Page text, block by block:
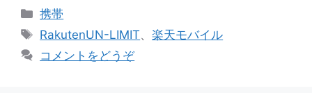
カ
テ
リ
携帯
タ
グ
RakutenUN-LIMIT、楽天モバイル
コメントをどうぞ